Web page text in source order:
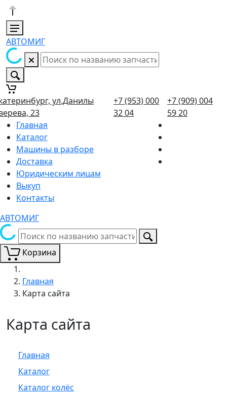
АВТОМИГ
ул.Данилы
23
+7 (953) 000
32 04
+7 (909) 004
59 20
Главная
Каталог
Машины в разборе
Доставка
Юридическим лицам
Выкуп
Контакты
АВТОМИГ
Корзина
Главная
Карта сайта
Карта сайта
Главная
Каталог
Каталог колёс